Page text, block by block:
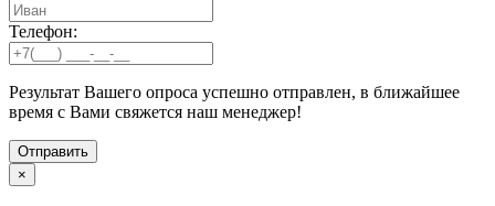
Телефон:
Результат Вашего опроса успешно отправлен, в ближайшее
время с Вами свяжется наш менеджер!
×